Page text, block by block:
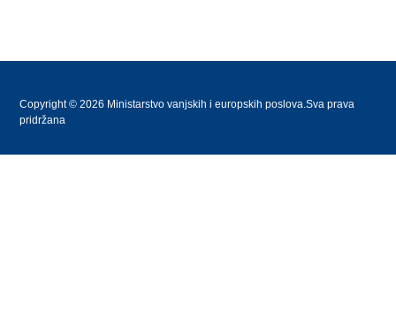
Copyright © 2026 Ministarstvo vanjskih i europskih poslova.Sva prava
pridržana